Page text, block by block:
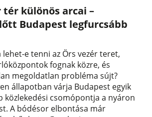
tér különös arcai –
Budapest legfurcsább
e tenni az Örs vezér teret,
fognak közre, és
megoldatlan probléma sújt?
állapotban várja Budapest egyik
közlekedési csomópontja a nyáron
A bódésor elbontása már